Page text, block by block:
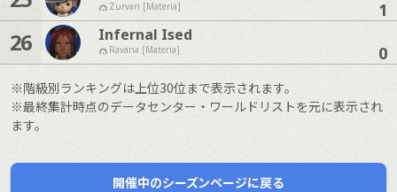
Zurvan [Materia] 1
26 Infernal Ised
Ravana [Materia] 0
※階級別ランキングは上位30位まで表示されます。
※最終集計時点のデータセンター・ワールドリストを元に表示され
ます。
開催中のシーズンページに戻る